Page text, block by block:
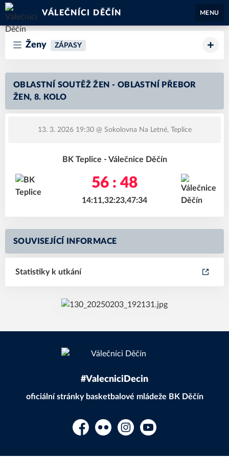
VÁLEČNÍCI DĚČÍN MENU
Ženy ZÁPASY
OBLASTNÍ SOUTĚŽ ŽEN - OBLASTNÍ PŘEBOR
ŽEN, 8. KOLO
13. 3. 2026 19:30@ Sokolovna Na Letné, Teplice
BK Teplice - Válečnice Děčín
56 : 48
14:11,32:23,47:34
SOUVISEJÍCÍ INFORMACE
Statistiky k utkání
#ValecniciDecin
oficiální stránky basketbalové mládeže BK Děčín
FacebookFlickr InstagramYouTube